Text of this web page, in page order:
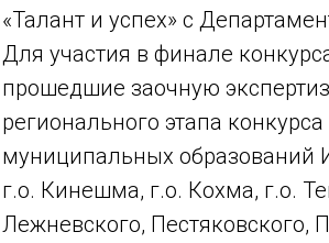
«Талант и успех» с
Для участия в финале
прошедшие заочную
регионального этапа
муниципальных образований
г.о. Кинешма, г.о. Кохма, г.о.
Лежневского, Пестяковского,